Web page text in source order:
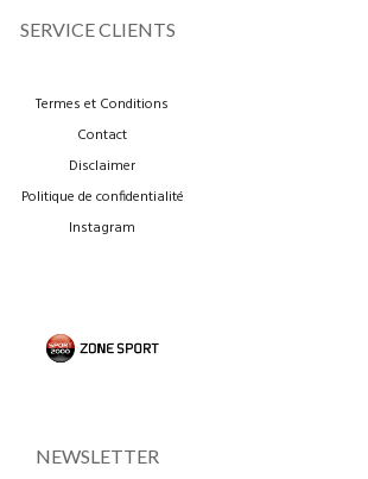
SERVICE CLIENTS
Termes et Conditions
Contact
Disclaimer
Politique de confidentialité
Instagram
NEWSLETTER